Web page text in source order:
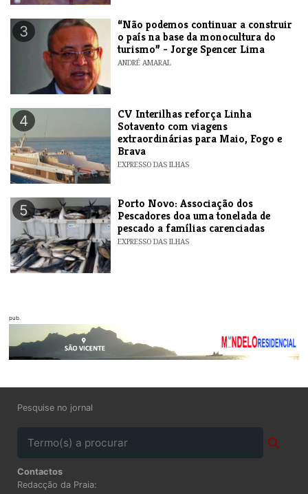
3
“Não podemos continuar a construir
o país na base da monocultura do
turismo” - Jorge Spencer Lima
ANDRÉ AMARAL
4
​CV Interilhas reforça Linha
Sotavento com viagens
extraordinárias para Maio, Fogo e
Brava
EXPRESSO DAS ILHAS
5
​Porto Novo: Associação dos
Pescadores doa uma tonelada de
pescado a famílias carenciadas
EXPRESSO DAS ILHAS
pub.
Pesquise no jornal
Contactos
Redacção da Praia: